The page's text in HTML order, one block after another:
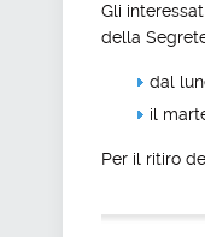
Gli
della
dal
il
Per il ritiro